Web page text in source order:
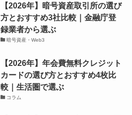
【2026年】暗号資産取引所の選び
方とおすすめ3社比較｜金融庁登
録業者から選ぶ
暗号資産・Web3
【2026年】年会費無料クレジット
カードの選び方とおすすめ4枚比
較｜生活圏で選ぶ
コラム